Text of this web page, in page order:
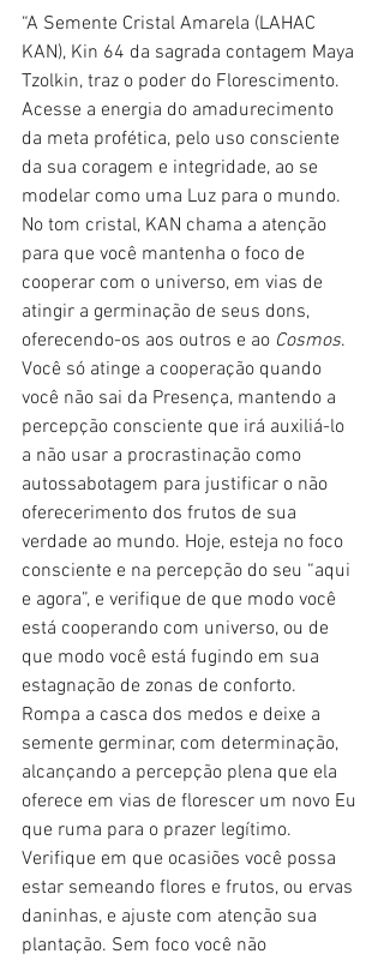
“A Semente Cristal Amarela (LAHAC
KAN), Kin 64 da sagrada contagem Maya
Tzolkin, traz o poder do Florescimento.
Acesse a energia do amadurecimento
da meta profética, pelo uso consciente
da sua coragem e integridade, ao se
modelar como uma Luz para o mundo.
No tom cristal, KAN chama a atenção
para que você mantenha o foco de
cooperar com o universo, em vias de
atingir a germinação de seus dons,
oferecendo-os aos outros e ao Cosmos.
Você só atinge a cooperação quando
você não sai da Presença, mantendo a
percepção consciente que irá auxiliá-lo
a não usar a procrastinação como
autossabotagem para justificar o não
oferecerimento dos frutos de sua
verdade ao mundo. Hoje, esteja no foco
consciente e na percepção do seu “aqui
e agora”, e verifique de que modo você
está cooperando com universo, ou de
que modo você está fugindo em sua
estagnação de zonas de conforto.
Rompa a casca dos medos e deixe a
semente germinar, com determinação,
alcançando a percepção plena que ela
oferece em vias de florescer um novo Eu
que ruma para o prazer legítimo.
Verifique em que ocasiões você possa
estar semeando flores e frutos, ou ervas
daninhas, e ajuste com atenção sua
plantação. Sem foco você não